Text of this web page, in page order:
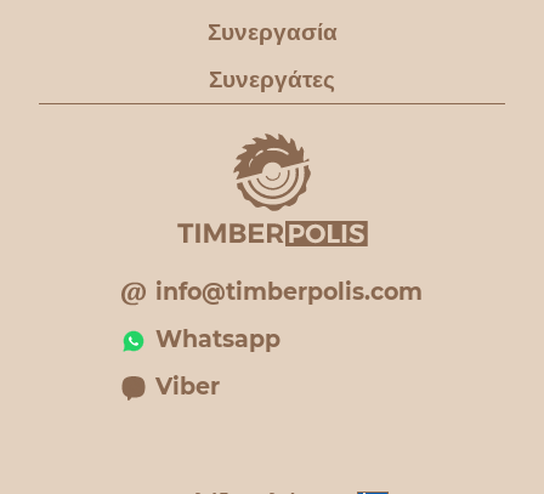
Συνεργασία
Συνεργάτες
info@timberpolis.com
Whatsapp
Viber